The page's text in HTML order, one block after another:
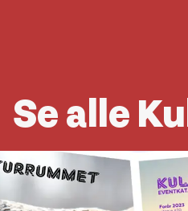
Se alle